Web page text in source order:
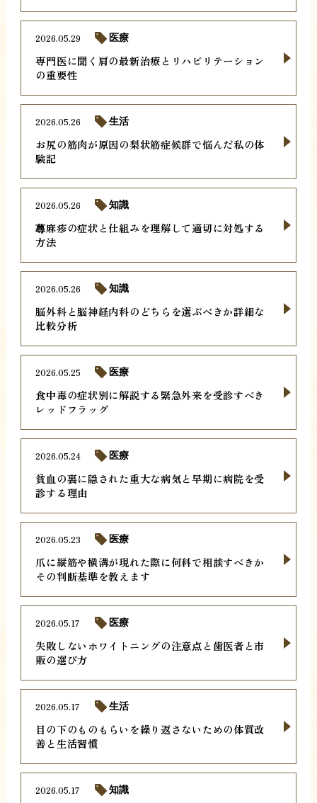
専門医に聞く肩の最新治療とリハビリテーション
の重要性
2026.05.29 医療
お尻の筋肉が原因の梨状筋症候群で悩んだ私の体
験記
2026.05.26 生活
蕁麻疹の症状と仕組みを理解して適切に対処する
方法
2026.05.26 知識
脳外科と脳神経内科のどちらを選ぶべきか詳細な
比較分析
2026.05.26 知識
食中毒の症状別に解説する緊急外来を受診すべき
レッドフラッグ
2026.05.25 医療
貧血の裏に隠された重大な病気と早期に病院を受
診する理由
2026.05.24 医療
爪に縦筋や横溝が現れた際に何科で相談すべきか
その判断基準を教えます
2026.05.23 医療
失敗しないホワイトニングの注意点と歯医者と市
販の選び方
2026.05.17 医療
目の下のものもらいを繰り返さないための体質改
善と生活習慣
2026.05.17 生活
2026.05.17 知識